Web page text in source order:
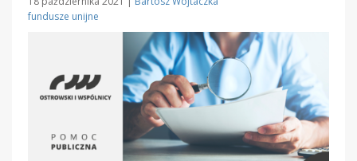
fundusze unijne